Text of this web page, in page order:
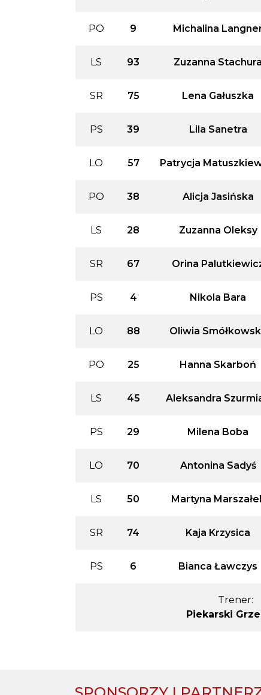
PO 9 Michalina
LS 93 Zuzanna Stachura
SR 75 Lena Gałuszka
PS 39 Lila Sanetra
LO 57 Patrycja
PO 38 Alicja Jasińska
LS 28 Zuzanna Oleksy
SR 67 Orina
PS 4 Nikola Bara
LO 88 Oliwia
PO 25 Hanna Skarboń
LS 45 Aleksandra
PS 29 Milena Boba
LO 70 Antonina Sadyś
LS 50 Martyna
SR 74 Kaja Krzysica
PS 6 Bianca Ławczys
Trener:
Piekarski